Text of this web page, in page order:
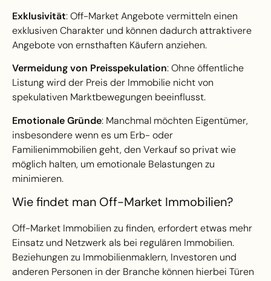
Exklusivität: Off-Market Angebote vermitteln einen
exklusiven Charakter und können dadurch attraktivere
Angebote von ernsthaften Käufern anziehen.
Vermeidung von Preisspekulation: Ohne öffentliche
Listung wird der Preis der Immobilie nicht von
spekulativen Marktbewegungen beeinflusst.
Emotionale Gründe: Manchmal möchten Eigentümer,
insbesondere wenn es um Erb- oder
Familienimmobilien geht, den Verkauf so privat wie
möglich halten, um emotionale Belastungen zu
minimieren.
Wie findet man Off-Market Immobilien?
Off-Market Immobilien zu finden, erfordert etwas mehr
Einsatz und Netzwerk als bei regulären Immobilien.
Beziehungen zu Immobilienmaklern, Investoren und
anderen Personen in der Branche können hierbei Türen